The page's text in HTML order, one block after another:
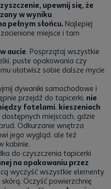
upewnij się, że
w wyniku
pełnym słońcu. Najlepiej
miejsce i tam
aucie. Posprzątaj wszystkie
puste opakowania czy
ułatwisz sobie dalsze mycie
dywaniki samochodowe i
przejdź do tapicerki, nie
fotelami, kieszeniach
miejscach, gdzie
Odkurzanie wnętrza
jego wygląd, ale też
kabinie.
do czyszczenia tapicerki
na opakowaniu przez
wyczyść wszystkie elementy
skórą. Oczyść powierzchnię